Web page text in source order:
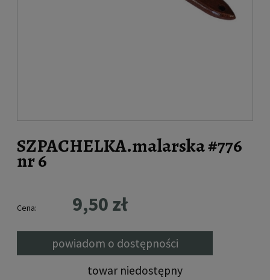
SZPACHELKA.malarska #776
nr 6
Cena: 9,50 zł
powiadom o dostępności
towar niedostępny